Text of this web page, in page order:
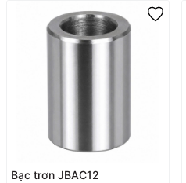
Bạc trơn JBAC12